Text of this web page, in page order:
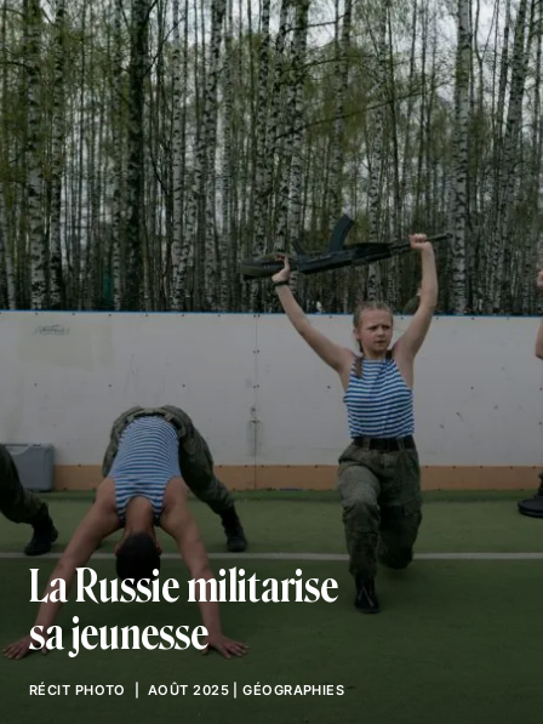
La Russie militarise
sa jeunesse
RÉCIT PHOTO | AOÛT 2025 |GÉOGRAPHIES